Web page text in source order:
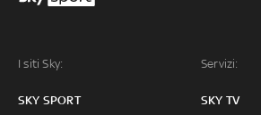
I siti Sky:
SKY SPORT
Servizi:
SKY TV